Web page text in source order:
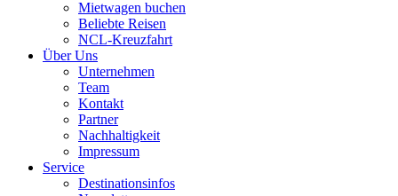
Mietwagen buchen
Beliebte Reisen
NCL-Kreuzfahrt
Über Uns
Unternehmen
Team
Kontakt
Partner
Nachhaltigkeit
Impressum
Service
Destinationsinfos